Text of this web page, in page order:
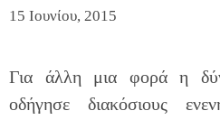
15 Ιουνίου, 2015
Για άλλη μια φορά η
οδήγησε διακόσιους